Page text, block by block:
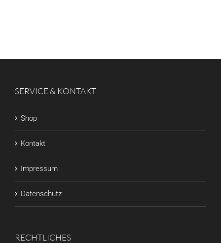
SERVICE & KONTAKT
Shop
Kontakt
Impressum
Datenschutz
RECHTLICHES